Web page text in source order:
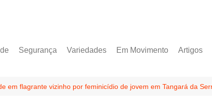
Segurança Variedades Em Movimento Artigos
em flagrante vizinho por feminicídio de jovem em Tangará da